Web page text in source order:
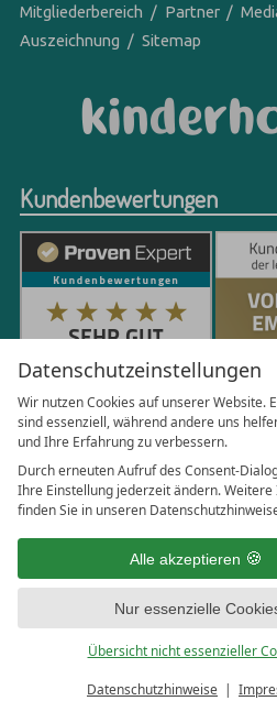
Datenschutzeinstellungen
Wir nutzen Cookies auf unserer Website.
sind essenziell, während andere uns
und Ihre Erfahrung zu verbessern.
Durch erneuten Aufruf des Consent-
Ihre Einstellung jederzeit ändern.
finden Sie in unseren
Alle akzeptieren
Nur essenzielle
Übersicht nicht essenzieller
Datenschutzhinweise
Mitgliederbereich
Partner
Auszeichnung
Sitemap
Kundenbewertungen